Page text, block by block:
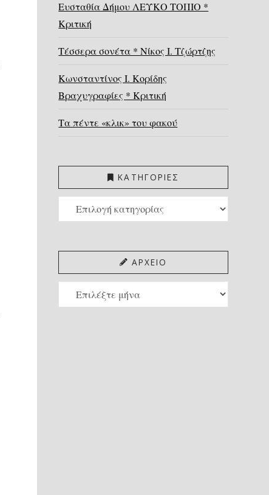
Ευσταθία Δήμου ΛΕΥΚΟ ΤΟΠΙΟ *
Κριτική
Τέσσερα σονέτα * Νίκος Ι. Τζώρτζης
Κωνσταντίνος Ι. Κορίδης
Βραχυγραφίες * Κριτική
Τα πέντε «κλικ» του φακού
ΚΑΤΗΓΟΡΙΕΣ
ΚΑΤΗΓΟΡΙΕΣ
ΑΡΧΕΙΟ
ΑΡΧΕΙΟ